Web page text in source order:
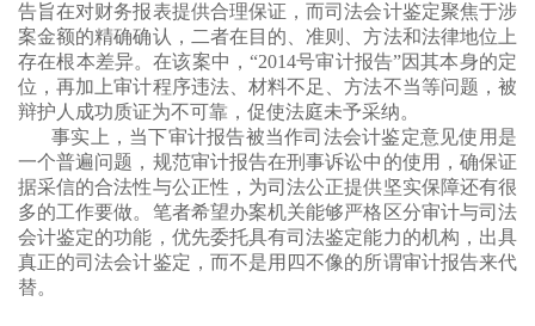
告旨在对财务报表提供合理保证，而司法会计鉴定聚焦于涉
案金额的精确确认，二者在目的、准则、方法和法律地位上
存在根本差异。在该案中，“2014号审计报告”因其本身的定
位，再加上审计程序违法、材料不足、方法不当等问题，被
辩护人成功质证为不可靠，促使法庭未予采纳。
事实上，当下审计报告被当作司法会计鉴定意见使用是
一个普遍问题，规范审计报告在刑事诉讼中的使用，确保证
据采信的合法性与公正性，为司法公正提供坚实保障还有很
多的工作要做。笔者希望办案机关能够严格区分审计与司法
会计鉴定的功能，优先委托具有司法鉴定能力的机构，出具
真正的司法会计鉴定，而不是用四不像的所谓审计报告来代
替。